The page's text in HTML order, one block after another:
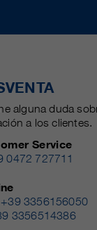
alguna duda
a los clientes.
Service
0472 727711
+39 3356156050
3356514386